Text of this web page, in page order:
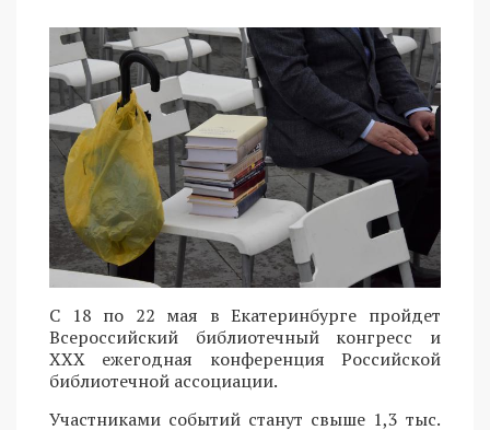
С 18 по 22 мая в Екатеринбурге пройдет
Всероссийский библиотечный конгресс и
XXX ежегодная конференция Российской
библиотечной ассоциации.
Участниками событий станут свыше 1,3 тыс.